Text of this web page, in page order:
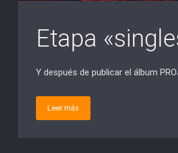
Etapa
Y después de publicar el álbum
Leer más